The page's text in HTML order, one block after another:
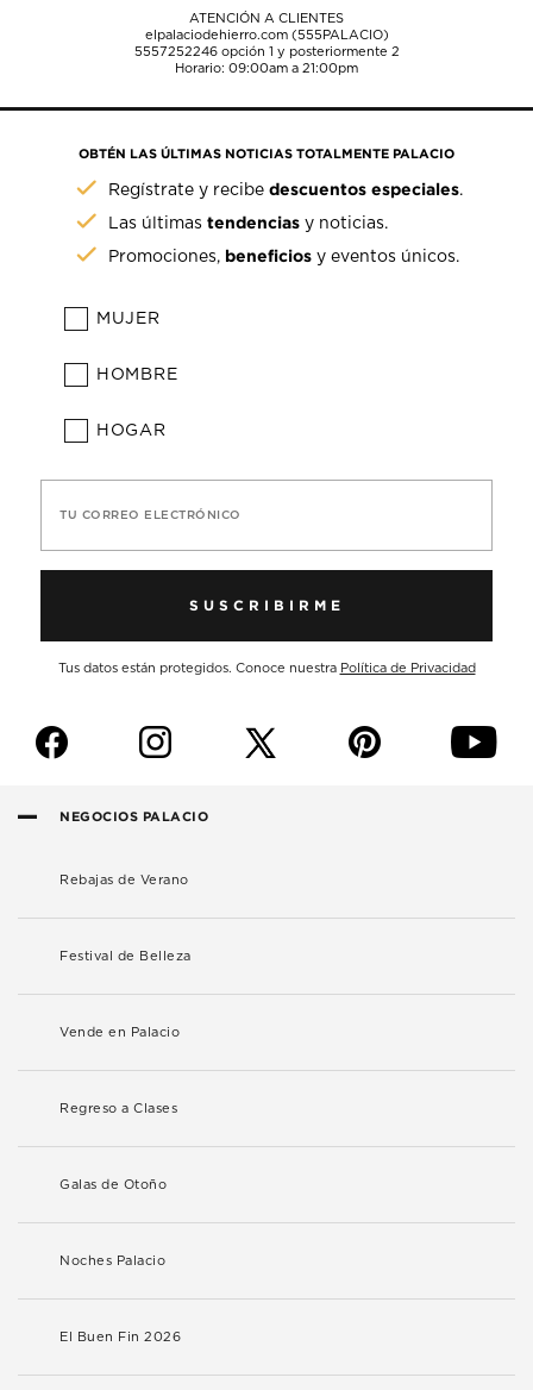
ATENCIÓN A CLIENTES
elpalaciodehierro.com (555PALACIO)
5557252246opción 1 y posteriormente 2
Horario: 09:00am a 21:00pm
OBTÉN LAS ÚLTIMAS NOTICIAS TOTALMENTE PALACIO
Regístrate y recibedescuentos especiales.
Las últimastendencias y noticias.
Promociones, beneficios y eventos únicos.
MUJER
HOMBRE
HOGAR
TU CORREO ELECTRÓNICO
SUSCRIBIRME
Tus datos están protegidos. Conoce nuestra Política de Privacidad
f i p y
NEGOCIOS PALACIO
Rebajas de Verano
Festival de Belleza
Vende en Palacio
Regreso a Clases
Galas de Otoño
Noches Palacio
El Buen Fin 2026